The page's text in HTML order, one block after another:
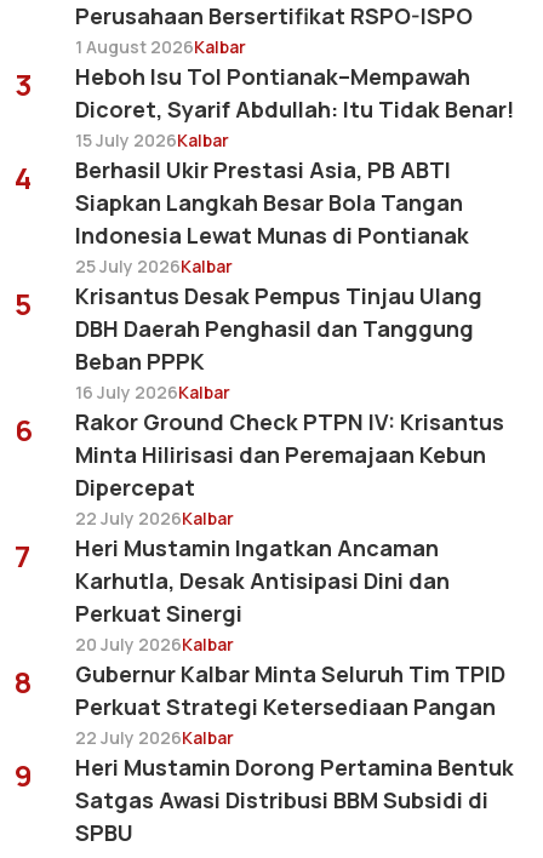
Perusahaan Bersertifikat RSPO-ISPO
1 August 2026Kalbar
3
Heboh Isu Tol Pontianak–Mempawah
Dicoret, Syarif Abdullah: Itu Tidak Benar!
15 July 2026Kalbar
4
Berhasil Ukir Prestasi Asia, PB ABTI
Siapkan Langkah Besar Bola Tangan
Indonesia Lewat Munas di Pontianak
25 July 2026Kalbar
5
Krisantus Desak Pempus Tinjau Ulang
DBH Daerah Penghasil dan Tanggung
Beban PPPK
16 July 2026Kalbar
6
Rakor Ground Check PTPN IV: Krisantus
Minta Hilirisasi dan Peremajaan Kebun
Dipercepat
22 July 2026Kalbar
7
Heri Mustamin Ingatkan Ancaman
Karhutla, Desak Antisipasi Dini dan
Perkuat Sinergi
20 July 2026Kalbar
8
Gubernur Kalbar Minta Seluruh Tim TPID
Perkuat Strategi Ketersediaan Pangan
22 July 2026Kalbar
9
Heri Mustamin Dorong Pertamina Bentuk
Satgas Awasi Distribusi BBM Subsidi di
SPBU